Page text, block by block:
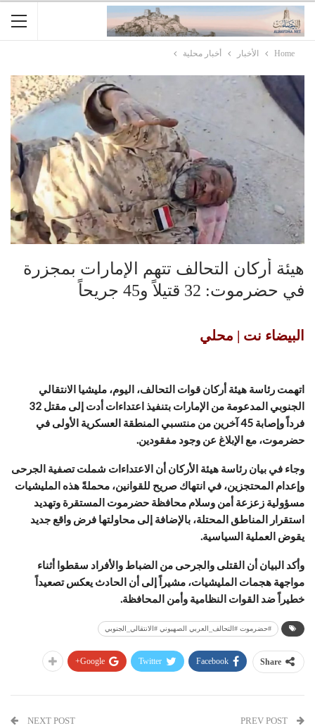
Home الأخبار أخبار محلية
هيئة أركان التحالف تتهم الإمارات بمجزرة
في حضرموت: 32 قتيلاً و45 جريحاً
البيضاء نت | محلي
اتهمت رئاسة هيئة أركان قوات التحالف، اليوم، مليشيا الانتقالي
الجنوبي المدعومة من الإمارات بتنفيذ اعتداءات أدت إلى مقتل 32
فرداً وإصابة 45 آخرين من منتسبي المنطقة العسكرية الأولى في
حضرموت، مع الإبلاغ عن وجود مفقودين.
وجاء في بيان رئاسة هيئة الأركان أن الاعتداءات شملت تصفية الجرحى
وإعدام المحتجزين، في انتهاك صريح للقوانين، محملةً هذه المليشيات
مسؤولية زعزعة أمن وسلام محافظة حضرموت المستقرة وتهديد
استقرار المناطق المحتلة، بالإضافة إلى محاولتها فرض واقع جديد
يقوض العملية السياسية.
وأكد البيان أن القتلى والجرحى من الضباط والأفراد سقطوا أثناء
مواجهة هجمات المليشيات، مشيراً إلى أن الحادث يعكس تصعيداً
خطيراً ضد القوات النظامية وأمن المحافظة.
#حضرموت #التحالف_العربي الصهيوني #الانتقالي_الجنوبي
Share
Facebook
Twitter
Google+
NEXT POST